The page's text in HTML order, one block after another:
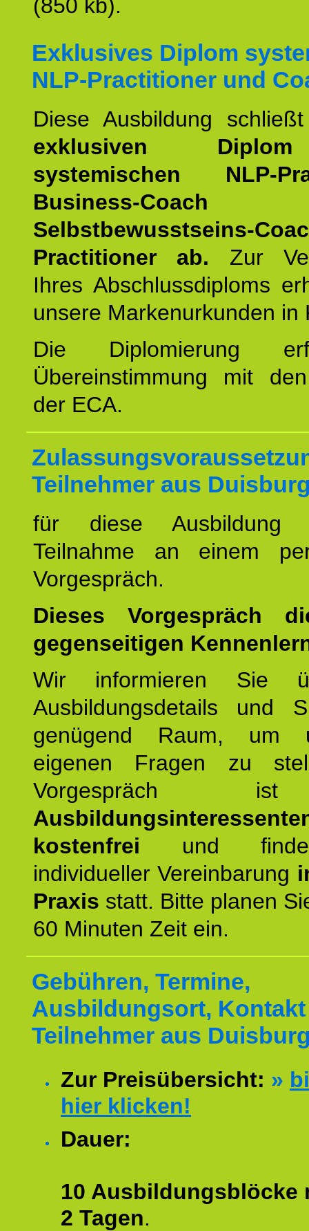
(850 kb).
Exklusives Diplom
NLP-Practitioner und
Diese Ausbildung
exklusiven
systemischen NLP-
Business-Coach
Selbstbewusstseins-
Practitioner ab. Zur
Ihres Abschlussdiploms
unsere Markenurkunden in
Die Diplomierung
Übereinstimmung mit
der ECA.
Teilnehmer aus
für diese
Teilnahme an einem
Vorgespräch.
Dieses Vorgespräch
gegenseitigen
Wir informieren Sie
Ausbildungsdetails und
genügend Raum, um
eigenen Fragen zu
kostenfrei und
individueller Vereinbarung
Praxis statt. Bitte planen
60 Minuten Zeit ein.
Gebühren, Termine,
Ausbildungsort,
Teilnehmer aus
Zur Preisübersicht: »
hier klicken!
Dauer:
10 Ausbildungsblöcke
2 Tagen.